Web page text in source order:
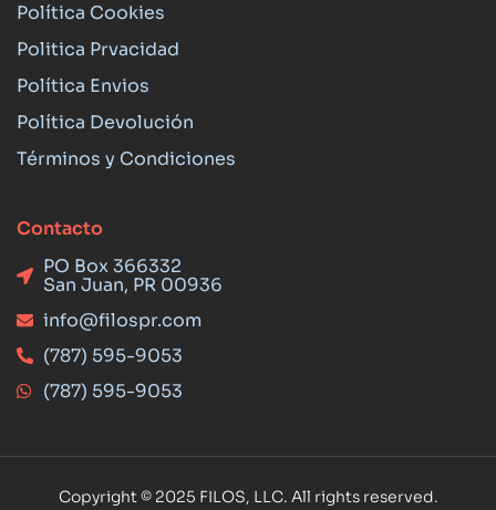
Política Cookies
Politica Prvacidad
Política Envios
Política Devolución
Términos y Condiciones
Contacto
PO Box 366332
San Juan, PR 00936
info@filospr.com
(787) 595-9053
(787) 595-9053
Copyright © 2025 FILOS, LLC. All rights reserved.